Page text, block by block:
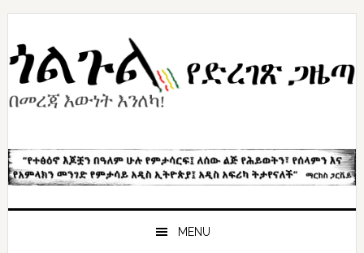
Skip
primary
navigation
Skip
content
Skip
primary
sidebar
MENU